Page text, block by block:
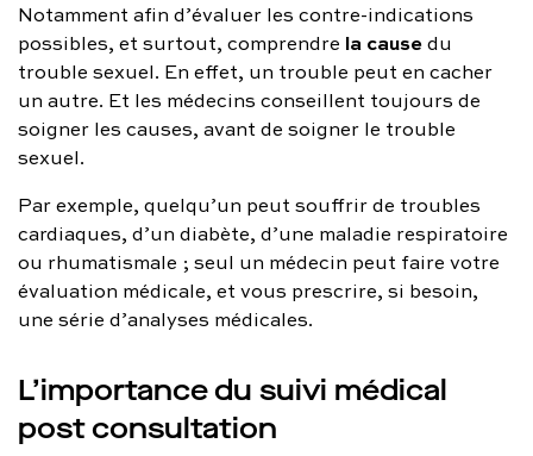
Notamment afin d’évaluer les contre-indications
possibles, et surtout, comprendre la causedu
trouble sexuel. En effet, un trouble peut en cacher
un autre. Et les médecins conseillent toujours de
soigner les causes, avant de soigner le trouble
sexuel.
Par exemple, quelqu’un peut souffrir de troubles
cardiaques, d’un diabète, d’une maladie respiratoire
ou rhumatismale ; seul un médecin peut faire votre
évaluation médicale, et vous prescrire, si besoin,
une série d’analyses médicales.
L’importance du suivi médical
post consultation